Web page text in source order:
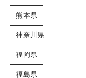
熊本県
神奈川県
福岡県
福島県